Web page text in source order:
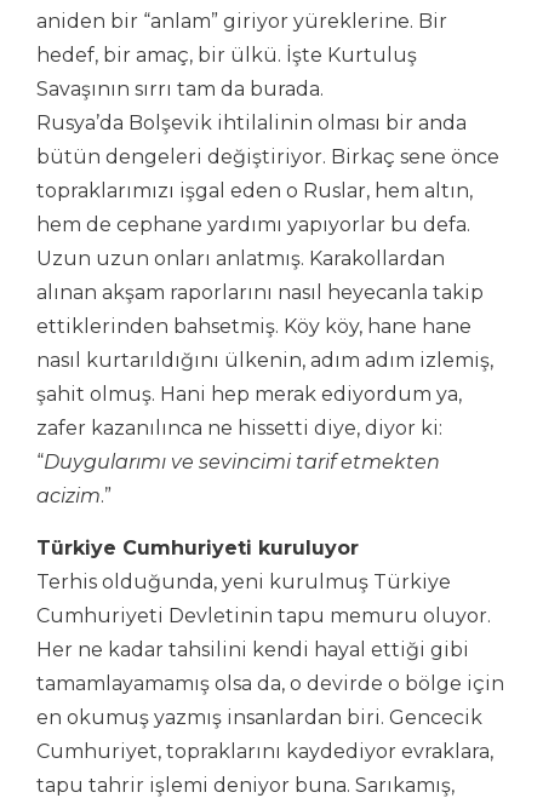
aniden bir “anlam” giriyor yüreklerine. Bir
hedef, bir amaç, bir ülkü. İşte Kurtuluş
Savaşının sırrı tam da burada.
Rusya’da Bolşevik ihtilalinin olması bir anda
bütün dengeleri değiştiriyor. Birkaç sene önce
topraklarımızı işgal eden o Ruslar, hem altın,
hem de cephane yardımı yapıyorlar bu defa.
Uzun uzun onları anlatmış. Karakollardan
alınan akşam raporlarını nasıl heyecanla takip
ettiklerinden bahsetmiş. Köy köy, hane hane
nasıl kurtarıldığını ülkenin, adım adım izlemiş,
şahit olmuş. Hani hep merak ediyordum ya,
zafer kazanılınca ne hissetti diye, diyor ki:
“Duygularımı ve sevincimi tarif etmekten
acizim.”
Türkiye Cumhuriyeti kuruluyor
Terhis olduğunda, yeni kurulmuş Türkiye
Cumhuriyeti Devletinin tapu memuru oluyor.
Her ne kadar tahsilini kendi hayal ettiği gibi
tamamlayamamış olsa da, o devirde o bölge için
en okumuş yazmış insanlardan biri. Gencecik
Cumhuriyet, topraklarını kaydediyor evraklara,
tapu tahrir işlemi deniyor buna. Sarıkamış,